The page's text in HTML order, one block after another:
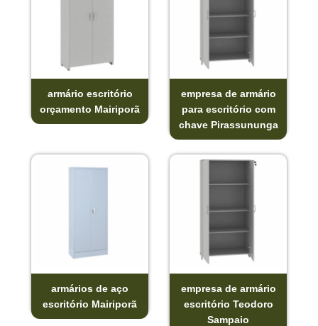
armário escritório
orçamento Mairiporã
empresa de armário
para escritório com
chave Pirassununga
armários de aço
escritório Mairiporã
empresa de armário
escritório Teodoro
Sampaio